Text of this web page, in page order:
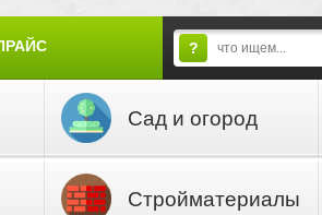
?
Сад и огород
Стройматериалы